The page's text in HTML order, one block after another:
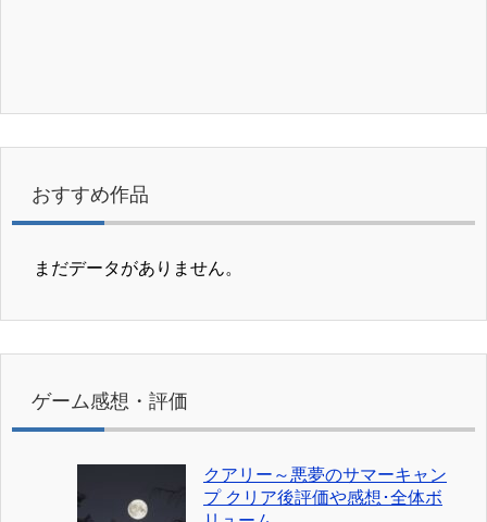
おすすめ作品
まだデータがありません。
ゲーム感想・評価
クアリー～悪夢のサマーキャン
プ クリア後評価や感想･全体ボ